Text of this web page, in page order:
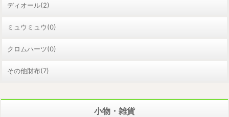
ディオール(2)
ミュウミュウ(0)
クロムハーツ(0)
その他財布(7)
小物・雑貨